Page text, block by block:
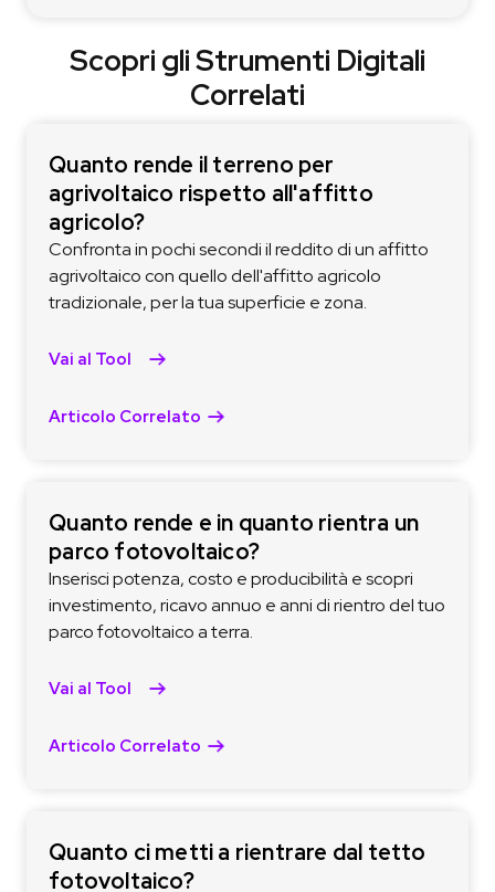
Scopri gli Strumenti Digitali
Correlati
Quanto rende il terreno per
agrivoltaico rispetto all'affitto
agricolo?
Confronta in pochi secondi il reddito di un affitto
agrivoltaico con quello dell'affitto agricolo
tradizionale, per la tua superficie e zona.
Vai al Tool
Articolo Correlato
Quanto rende e in quanto rientra un
parco fotovoltaico?
Inserisci potenza, costo e producibilità e scopri
investimento, ricavo annuo e anni di rientro del tuo
parco fotovoltaico a terra.
Vai al Tool
Articolo Correlato
Quanto ci metti a rientrare dal tetto
fotovoltaico?